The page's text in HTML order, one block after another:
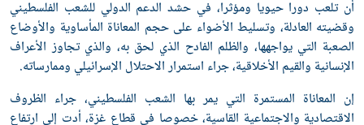
أن تلعب دورا حيويا ومؤثرا، في حشد الدعم الدولي للشعب الفلسطيني
وقضيته العادلة، وتسليط الأضواء على حجم المعاناة المأساوية والأوضاع
الصعبة التي يواجهها، والظلم الفادح الذي لحق به، والذي تجاوز الأعراف
الإنسانية والقيم الأخلاقية، جراء استمرار الاحتلال الإسرائيلي وممارساته.
إن المعاناة المستمرة التي يمر بها الشعب الفلسطيني، جراء الظروف
الاقتصادية والاجتماعية القاسية، خصوصا في قطاع غزة، أدت إلى ارتفاع